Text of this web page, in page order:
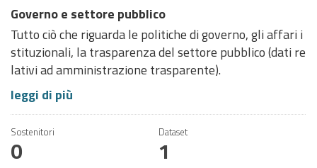
Governo e settore pubblico
Tutto ciò che riguarda le politiche di governo, gli affari i
stituzionali, la trasparenza del settore pubblico (dati re
lativi ad amministrazione trasparente).
leggi di più
Sostenitori
0
Dataset
1